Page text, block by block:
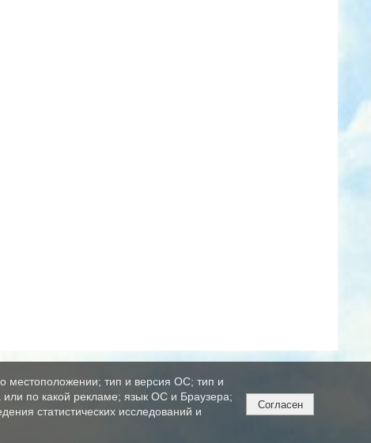
местоположении; тип и версия ОС; тип и
или по какой рекламе; язык ОС и Браузера;
статистических исследований и
Согласен